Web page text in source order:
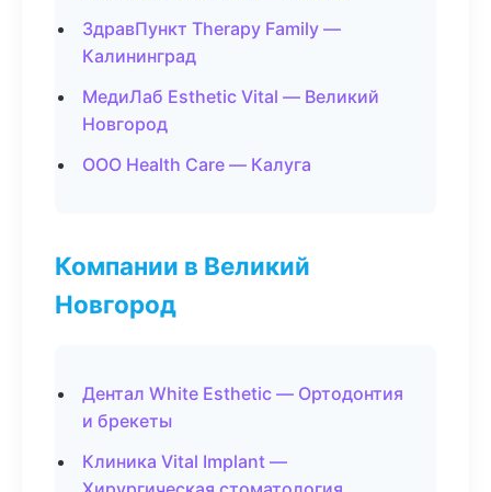
ЗдравПункт Therapy Family —
Калининград
МедиЛаб Esthetic Vital — Великий
Новгород
ООО Health Care — Калуга
Компании в Великий
Новгород
Дентал White Esthetic — Ортодонтия
и брекеты
Клиника Vital Implant —